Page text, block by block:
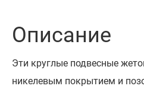
Описание
Эти круглые подвесные
никелевым покрытием и